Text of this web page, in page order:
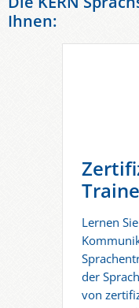
Ihnen:
Lernen
der
von